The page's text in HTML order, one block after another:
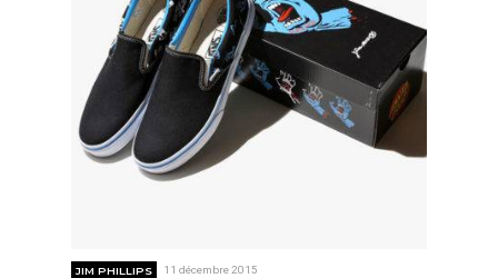
JIM PHILLIPS 11 décembre 2015